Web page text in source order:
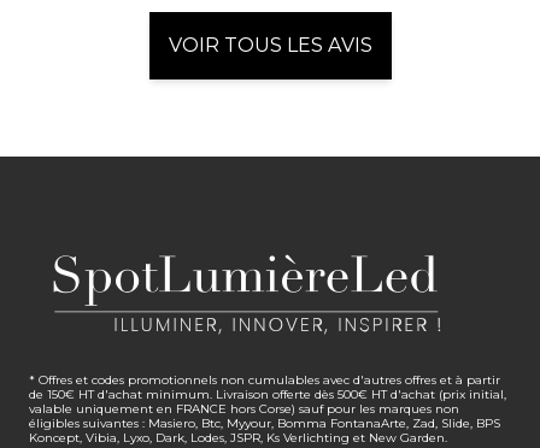
VOIR TOUS LES AVIS
* Offres et codes promotionnels non cumulables avec d'autres offres et à partir
de 150€ HT d'achat minimum. Livraison offerte dès 500€ HT d'achat (prix initial,
valable uniquement en FRANCE hors Corse) sauf pour les marques non
éligibles suivantes : Masiero, Btc, Myyour, Bomma FontanaArte, Zad, Slide, BPS
Koncept, Vibia, Lyxo, Dark, Lodes, JSPR, Ks Verlichting et New Garden.